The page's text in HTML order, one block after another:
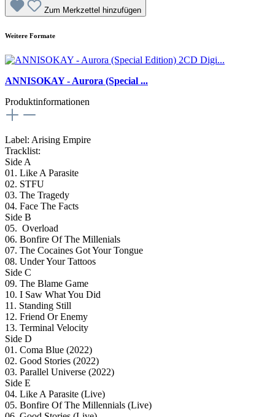
Zum Merkzettel hinzufügen
Weitere Formate
ANNISOKAY - Aurora (Special ...
Produktinformationen
Label: Arising Empire
Tracklist:
Side A
01. Like A Parasite
02. STFU
03. The Tragedy
04. Face The Facts
Side B
05. Overload
06. Bonfire Of The Millenials
07. The Cocaines Got Your Tongue
08. Under Your Tattoos
Side C
09. The Blame Game
10. I Saw What You Did
11. Standing Still
12. Friend Or Enemy
13. Terminal Velocity
Side D
01. Coma Blue (2022)
02. Good Stories (2022)
03. Parallel Universe (2022)
Side E
04. Like A Parasite (Live)
05. Bonfire Of The Millennials (Live)